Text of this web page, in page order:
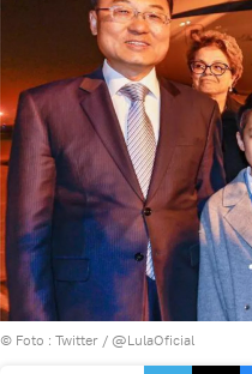
© Foto : Twitter / @LulaOficial